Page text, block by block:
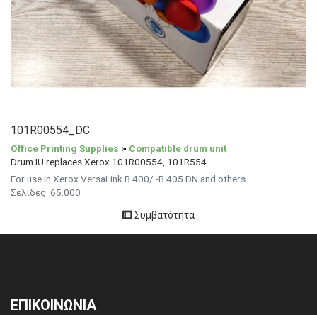
101R00554_DC
Office Printing Supplies > Compatible drum unit
Drum IU replaces Xerox 101R00554, 101R554
For use in Xerox VersaLink B 400/ -B 405 DN and others
Σελίδες: 65.000
Συμβατότητα
ΕΠΙΚΟΙΝΩΝΙΑ